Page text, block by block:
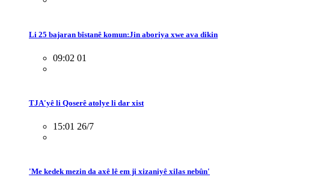
Li 25 bajaran bîstanê komun:Jin aboriya xwe ava dikin
09:02 01
TJA'yê li Qoserê atolye li dar xist
15:01 26/7
'Me kedek mezin da axê lê em ji xizaniyê xilas nebûn'